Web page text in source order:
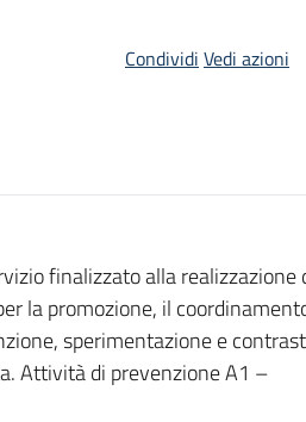
Condividi Vedi azioni
finalizzato alla realizzazione
la promozione, il
sperimentazione e
Attività di prevenzione A1 –